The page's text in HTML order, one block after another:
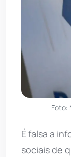
Foto:
É falsa a
sociais de